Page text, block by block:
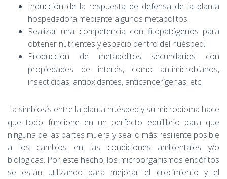
Inducción de la respuesta de defensa de la planta
hospedadora mediante algunos metabolitos.
Realizar una competencia con fitopatógenos para
obtener nutrientes y espacio dentro del huésped.
Producción de metabolitos secundarios con
propiedades de interés, como antimicrobianos,
insecticidas, antioxidantes, anticancerígenas, etc.
La simbiosis entre la planta huésped y su microbioma hace
que todo funcione en un perfecto equilibrio para que
ninguna de las partes muera y sea lo más resiliente posible
a los cambios en las condiciones ambientales y/o
biológicas. Por este hecho, los microorganismos endófitos
se están utilizando para mejorar el crecimiento y el